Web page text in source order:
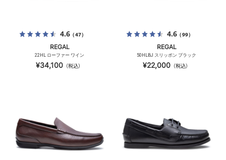
4.6（47）
REGAL
22HL ローファー ワイン
¥34,100 （税込）
4.6（99）
REGAL
50HLBJ スリッポン ブラック
¥22,000（税込）